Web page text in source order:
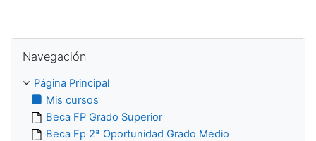
Navegación
Página Principal
Mis cursos
Beca FP Grado Superior
Beca Fp 2ª Oportunidad Grado Medio